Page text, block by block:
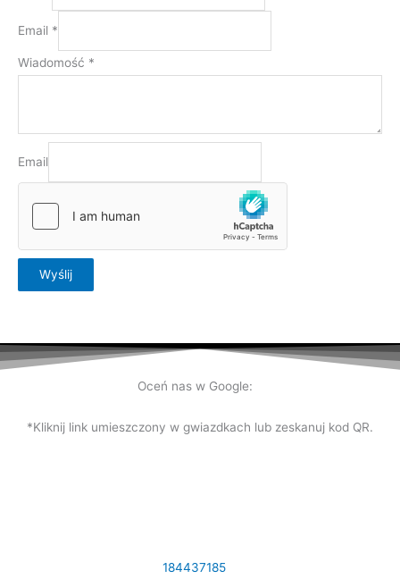
Email *
Wiadomość *
Email
Wyślij
Oceń nas w Google:
*Kliknij link umieszczony w gwiazdkach lub zeskanuj kod QR.
184437185